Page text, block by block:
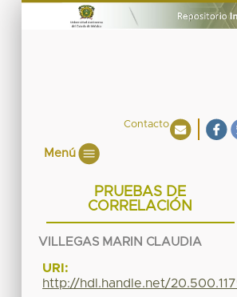
Contacto
Menú
PRUEBAS DE
CORRELACIÓN
VILLEGAS MARIN CLAUDIA
URI:
http://hdl.handle.net/